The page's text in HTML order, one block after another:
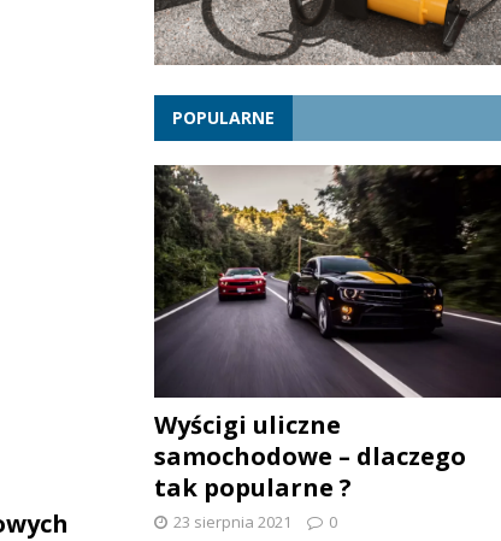
POPULARNE
Wyścigi uliczne
samochodowe – dlaczego
tak popularne ?
23 sierpnia 2021 0